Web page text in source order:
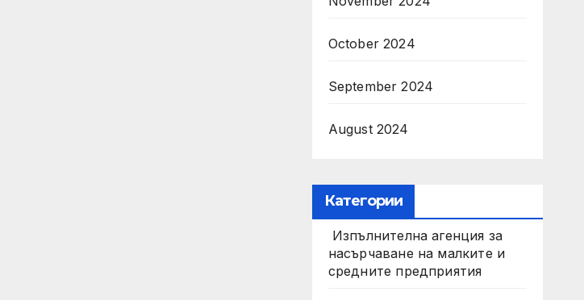
October 2024
September 2024
August 2024
Категории
Изпълнителна агенция за
насърчаване на малките и
средните предприятия